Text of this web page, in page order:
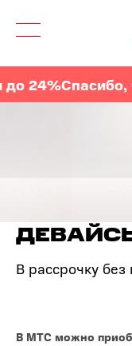
24%Спасибо,
В рассрочку без
В МТС можно